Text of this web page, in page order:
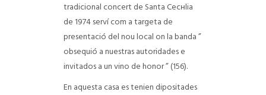
tradicional concert de Santa Cecнlia
de 1974 serví com a targeta de
presentació del nou local on la banda ”
obsequió a nuestras autoridades e
invitados a un vino de honor ” (156).
En aquesta casa es tenien dipositades